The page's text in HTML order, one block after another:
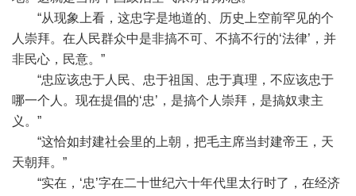
“从现象上看，这忠字是地道的、历史上空前罕见的个
人崇拜。在人民群众中是非搞不可、不搞不行的‘法律’，并
非民心，民意。”
“忠应该忠于人民、忠于祖国、忠于真理，不应该忠于
哪一个人。现在提倡的‘忠’，是搞个人崇拜，是搞奴隶主
义。”
“这恰如封建社会里的上朝，把毛主席当封建帝王，天
天朝拜。”
“实在，‘忠’字在二十世纪六十年代里太行时了，在经济